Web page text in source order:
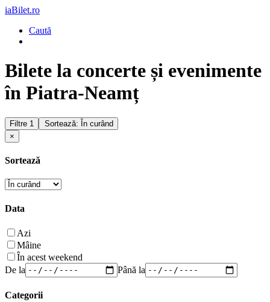
iaBilet.ro
Caută
Bilete la concerte și evenimente
în Piatra-Neamț
Filtre 1
Sortează: În curând
×
Sortează
Data
Azi
Mâine
În acest weekend
De la
Până la
Categorii